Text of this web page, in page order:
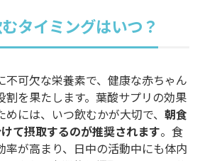
タイミングはいつ？
不可欠な栄養素で、健康な赤ちゃん
割を果たします。葉酸サプリの効果
には、いつ飲むかが大切で、 朝食
て摂取するのが推奨されます。食
率が高まり、日中の活動中にも体内